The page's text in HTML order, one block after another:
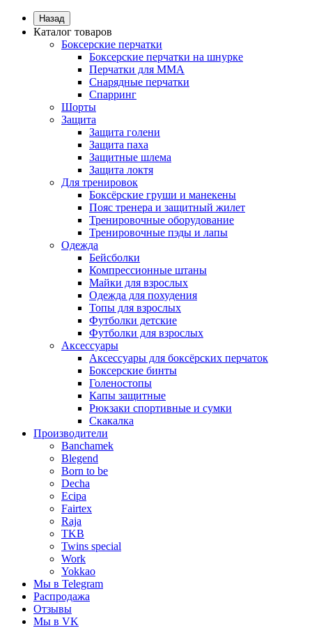
Назад
Каталог товаров
Боксерские перчатки
Боксерские перчатки на шнурке
Перчатки для ММА
Снарядные перчатки
Спарринг
Шорты
Защита
Защита голени
Защита паха
Защитные шлема
Защита локтя
Для тренировок
Боксёрские груши и манекены
Пояс тренера и защитный жилет
Тренировочные оборудование
Тренировочные пэды и лапы
Одежда
Бейсболки
Компрессионные штаны
Майки для взрослых
Одежда для похудения
Топы для взрослых
Футболки детские
Футболки для взрослых
Аксессуары
Аксессуары для боксёрских перчаток
Боксерские бинты
Голеностопы
Капы защитные
Рюкзаки спортивные и сумки
Скакалка
Производители
Banchamek
Blegend
Born to be
Decha
Ecipa
Fairtex
Raja
TKB
Twins special
Work
Yokkao
Мы в Telegram
Распродажа
Отзывы
Мы в VK